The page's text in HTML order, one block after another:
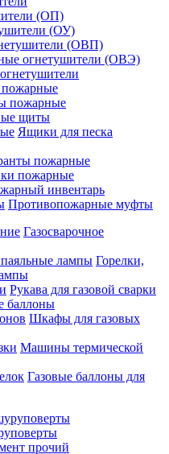
(ОП)
(ОУ)
(ОВП)
огнетушители (ОВЭ)
пожарные
пожарные
щиты
Ящики для песка
пожарные
пожарные
инвентарь
Противопожарные муфты
Газосварочное
Горелки,
Рукава для газовой сварки
баллоны
Шкафы для газовых
Машины термической
Газовые баллоны для